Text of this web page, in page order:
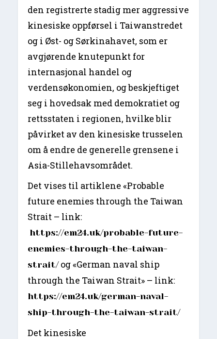
den registrerte stadig mer aggressive
kinesiske oppførsel i Taiwanstredet
og i Øst- og Sørkinahavet, som er
avgjørende knutepunkt for
internasjonal handel og
verdensøkonomien, og beskjeftiget
seg i hovedsak med demokratiet og
rettsstaten i regionen, hvilke blir
påvirket av den kinesiske trusselen
om å endre de generelle grensene i
Asia-Stillehavsområdet.
Det vises til artiklene «Probable
future enemies through the Taiwan
Strait – link:
https://em24.uk/probable-future-
enemies-through-the-taiwan-
strait/og «German naval ship
through the Taiwan Strait» – link:
https://em24.uk/german-naval-
ship-through-the-taiwan-strait/
Det kinesiske